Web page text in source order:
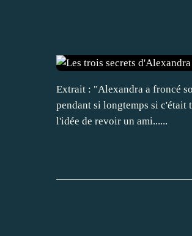
Extrait : "Alexandra a froncé
pendant si longtemps si
l'idée de revoir un ami......